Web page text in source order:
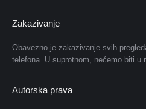
Zakazivanje
Obavezno je zakazivanje svih
telefona. U suprotnom, nećemo biti u
Autorska prava